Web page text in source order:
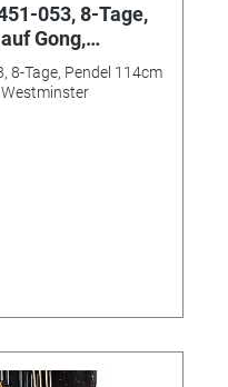
053, 8-Tage,
Gong,
8-Tage, Pendel 114cm